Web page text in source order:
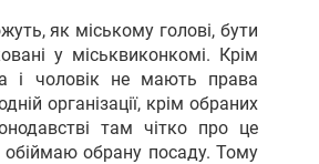
як міському голові, бути
у міськвиконкомі. Крім
і чоловік не мають права
організації, крім обраних
там чітко про це
обрану посаду. Тому